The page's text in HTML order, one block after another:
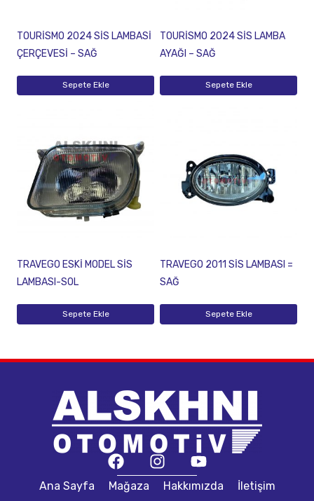
TOURİSMO 2024 SİS LAMBASİ
ÇERÇEVESİ – SAĞ
Sepete Ekle
TOURİSMO 2024 SİS LAMBA
AYAĞI – SAĞ
Sepete Ekle
TRAVEGO ESKİ MODEL SİS
LAMBASI-SOL
Sepete Ekle
TRAVEGO 2011 SİS LAMBASI =
SAĞ
Sepete Ekle
Ana Sayfa Mağaza Hakkımızda İletişim